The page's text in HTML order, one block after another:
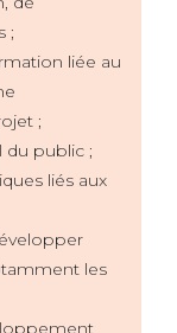
;
liée au
;
du public ;
liés aux
les